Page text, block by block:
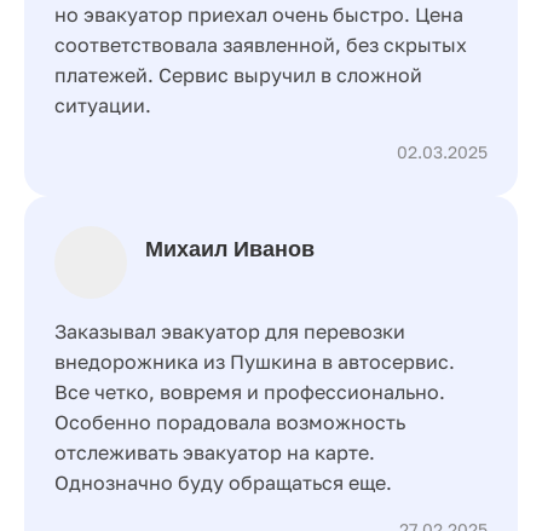
но эвакуатор приехал очень быстро. Цена
соответствовала заявленной, без скрытых
платежей. Сервис выручил в сложной
ситуации.
02.03.2025
Михаил Иванов
Заказывал эвакуатор для перевозки
внедорожника из Пушкина в автосервис.
Все четко, вовремя и профессионально.
Особенно порадовала возможность
отслеживать эвакуатор на карте.
Однозначно буду обращаться еще.